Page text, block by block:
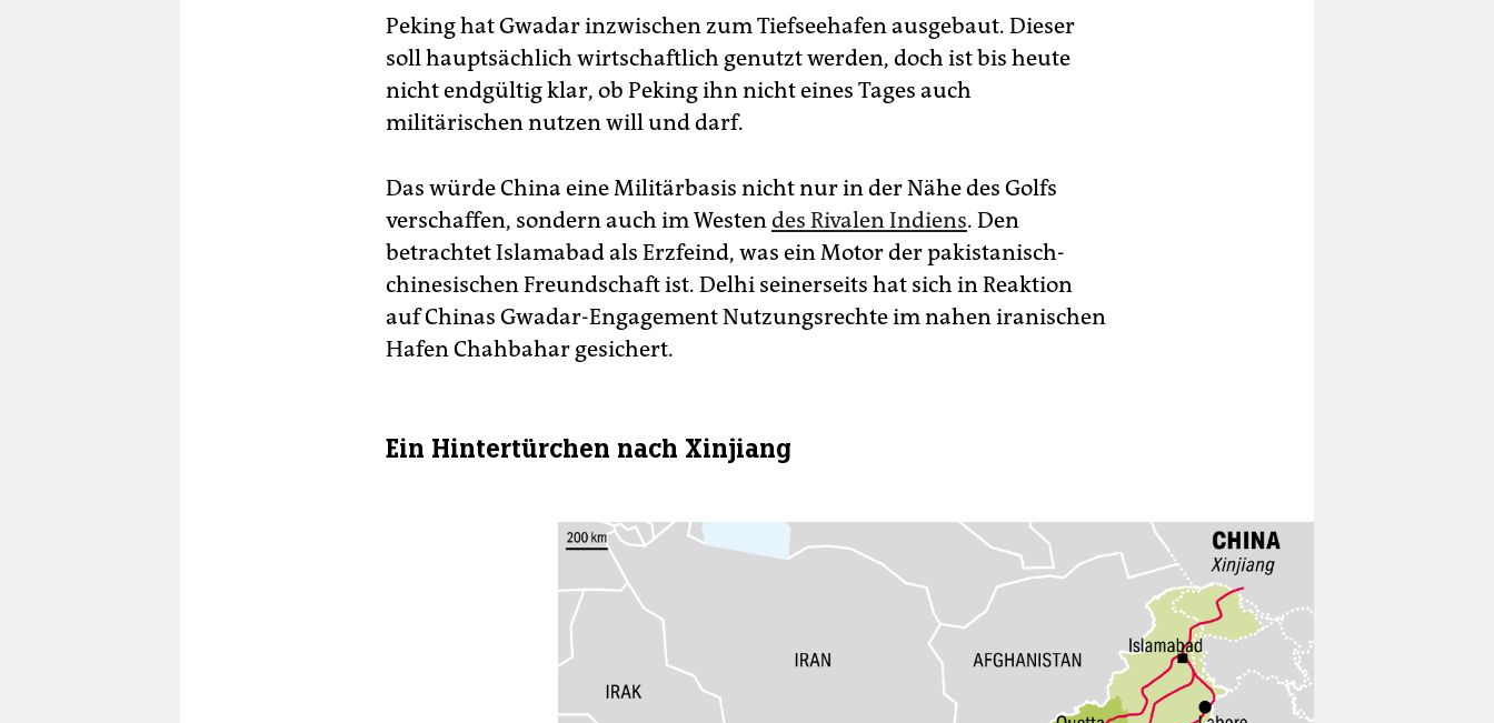
Peking hat Gwadar inzwischen zum Tiefseehafen ausgebaut. Dieser
soll hauptsächlich wirtschaftlich genutzt werden, doch ist bis heute
nicht endgültig klar, ob Peking ihn nicht eines Tages auch
militärischen nutzen will und darf.
Das würde China eine Militärbasis nicht nur in der Nähe des Golfs
verschaffen, sondern auch im Westendes Rivalen Indiens. Den
betrachtet Islamabad als Erzfeind, was ein Motor der pakistanisch-
chinesischen Freundschaft ist. Delhi seinerseits hat sich in Reaktion
auf Chinas Gwadar-Engagement Nutzungsrechte im nahen iranischen
Hafen Chahbahar gesichert.
Ein Hintertürchen nach Xinjiang